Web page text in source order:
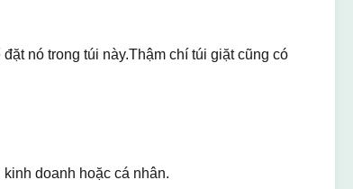
nó trong túi này.Thậm chí túi giặt cũng có
doanh hoặc cá nhân.